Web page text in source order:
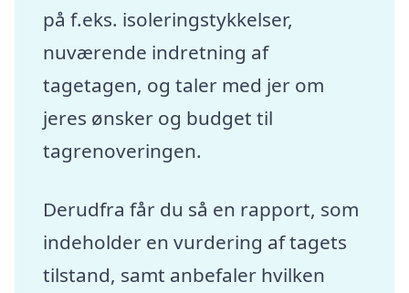
på f.eks. isoleringstykkelser,
nuværende indretning af
tagetagen, og taler med jer om
jeres ønsker og budget til
tagrenoveringen.
Derudfra får du så en rapport, som
indeholder en vurdering af tagets
tilstand, samt anbefaler hvilken